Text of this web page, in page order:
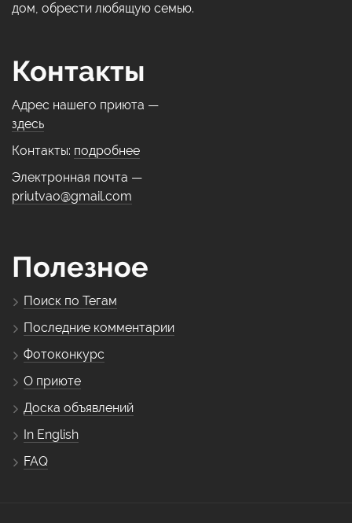
дом, обрести любящую семью.
Контакты
Адрес нашего приюта —
здесь
Контакты: подробнее
Электронная почта —
priutvao@gmail.com
Полезное
Поиск по Тегам
Последние комментарии
Фотоконкурс
О приюте
Доска объявлений
In English
FAQ